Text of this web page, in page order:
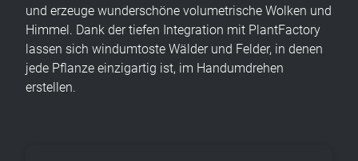
und erzeuge wunderschöne volumetrische Wolken und
Himmel. Dank der tiefen Integration mit PlantFactory
lassen sich windumtoste Wälder und Felder, in denen
jede Pflanze einzigartig ist, im Handumdrehen
erstellen.